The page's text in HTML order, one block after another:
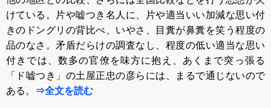
けている。片や嘘つき名人に、片や適当いい加減な思い付
きのドングリの背比べ、いやさ、目糞が鼻糞を笑う程度の
品のなさ。矛盾だらけの調査なし、程度の低い適当な思い
付きでは、数多の官僚を味方に抱え、あくまで突っ張る
「ド嘘つき」の土屋正忠の彦らには、まるで通じないので
ある。
⇒全文を読む